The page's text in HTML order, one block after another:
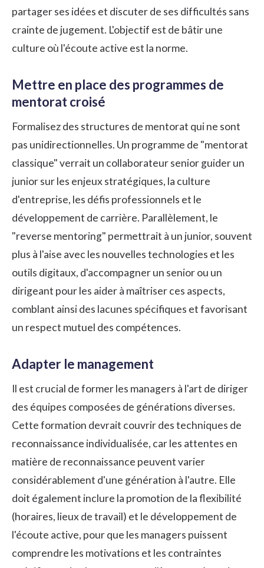
partager ses idées et discuter de ses difficultés sans
crainte de jugement. L'objectif est de bâtir une
culture où l'écoute active est la norme.
Mettre en place des programmes de
mentorat croisé
Formalisez des structures de mentorat qui ne sont
pas unidirectionnelles. Un programme de "mentorat
classique" verrait un collaborateur senior guider un
junior sur les enjeux stratégiques, la culture
d'entreprise, les défis professionnels et le
développement de carrière. Parallèlement, le
"reverse mentoring" permettrait à un junior, souvent
plus à l'aise avec les nouvelles technologies et les
outils digitaux, d'accompagner un senior ou un
dirigeant pour les aider à maîtriser ces aspects,
comblant ainsi des lacunes spécifiques et favorisant
un respect mutuel des compétences.
Adapter le management
Il est crucial de former les managers à l'art de diriger
des équipes composées de générations diverses.
Cette formation devrait couvrir des techniques de
reconnaissance individualisée, car les attentes en
matière de reconnaissance peuvent varier
considérablement d'une génération à l'autre. Elle
doit également inclure la promotion de la flexibilité
(horaires, lieux de travail) et le développement de
l'écoute active, pour que les managers puissent
comprendre les motivations et les contraintes